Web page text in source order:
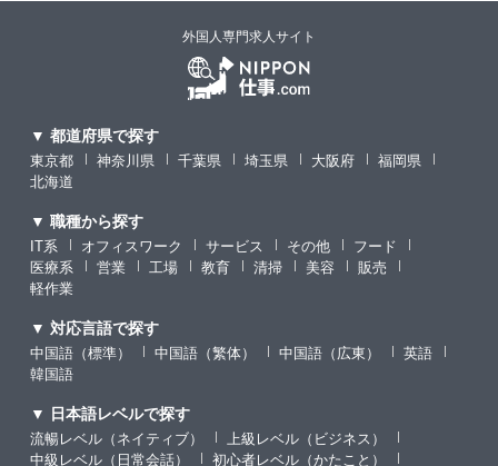
外国人専門求人サイト
▼ 都道府県で探す
東京都 神奈川県 千葉県 埼玉県 大阪府
福岡県
北海道
▼ 職種から探す
IT系 オフィスワーク サービス その他
フード
医療系
営業 工場 教育 清掃 美容
販売
軽作業
▼ 対応言語で探す
中国語（標準） 中国語（繁体） 中国語（広東）
英語
韓国語
▼ 日本語レベルで探す
流暢レベル（ネイティブ）
上級レベル（ビジネス）
中級レベル（日常会話）
初心者レベル（かたこと）